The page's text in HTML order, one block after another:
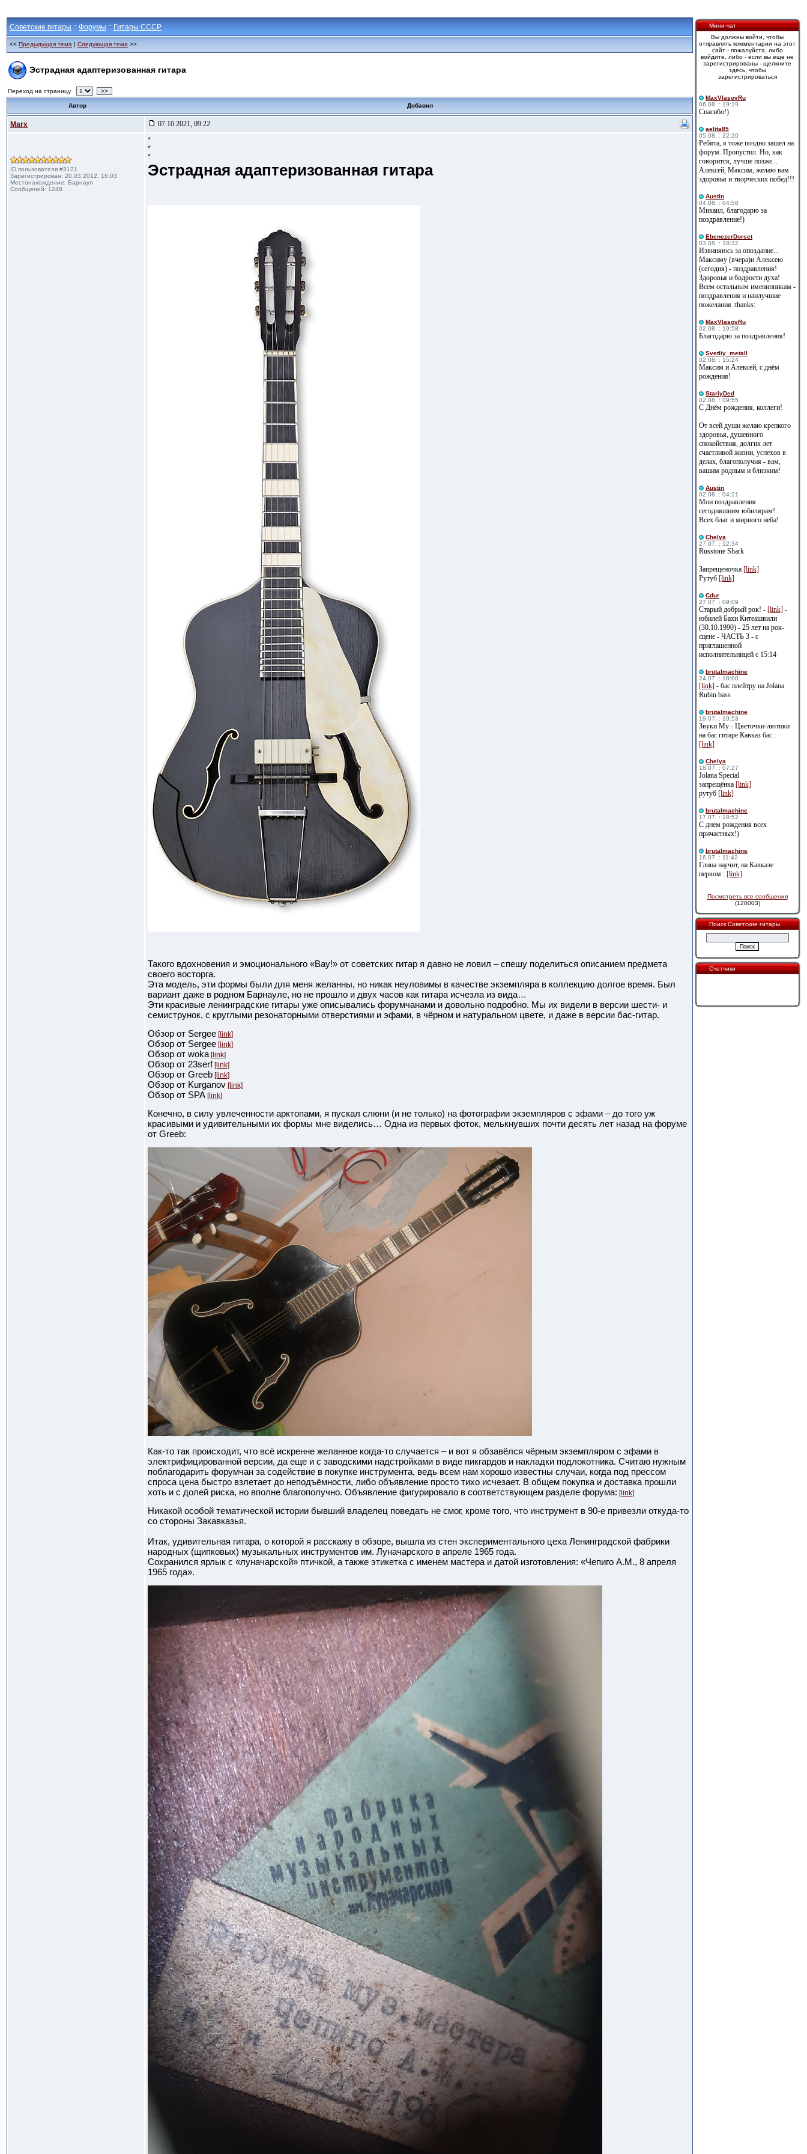
Советские гитары :: Форумы :: Гитары СССР
<< Предыдущая тема | Следующая тема >>
Эстрадная адаптеризованная гитара
Переход на страницу >>
Автор Добавил
Marx 07.10.2021, 09:22
ID пользователя #3121
Зарегистрирован: 20.03.2012, 16:03
Местонахождение: Барнаул
Сообщений: 1248
*
*
*
Эстрадная адаптеризованная гитара
Такого вдохновения и эмоционального «Вау!» от советских гитар я давно не ловил – спешу поделиться описанием предмета
своего восторга.
Эта модель, эти формы были для меня желанны, но никак неуловимы в качестве экземпляра в коллекцию долгое время. Был
вариант даже в родном Барнауле, но не прошло и двух часов как гитара исчезла из вида…
Эти красивые ленинградские гитары уже описывались форумчанами и довольно подробно. Мы их видели в версии шести- и
семиструнок, с круглыми резонаторными отверстиями и эфами, в чёрном и натуральном цвете, и даже в версии бас-гитар.
Обзор от Sergee [link]
Обзор от Sergee [link]
Обзор от woka [link]
Обзор от 23serf [link]
Обзор от Greeb [link]
Обзор от Kurganov [link]
Обзор от SPA [link]
Конечно, в силу увлеченности арктопами, я пускал слюни (и не только) на фотографии экземпляров с эфами – до того уж
красивыми и удивительными их формы мне виделись… Одна из первых фоток, мелькнувших почти десять лет назад на форуме
от Greeb:
Как-то так происходит, что всё искренне желанное когда-то случается – и вот я обзавёлся чёрным экземпляром с эфами в
электрифицированной версии, да еще и с заводскими надстройками в виде пикгардов и накладки подлокотника. Считаю нужным
поблагодарить форумчан за содействие в покупке инструмента, ведь всем нам хорошо известны случаи, когда под прессом
спроса цена быстро взлетает до неподъёмности, либо объявление просто тихо исчезает. В общем покупка и доставка прошли
хоть и с долей риска, но вполне благополучно. Объявление фигурировало в соответствующем разделе форума: [link]
Никакой особой тематической истории бывший владелец поведать не смог, кроме того, что инструмент в 90-е привезли откуда-то
со стороны Закавказья.
Итак, удивительная гитара, о которой я расскажу в обзоре, вышла из стен экспериментального цеха Ленинградской фабрики
народных (щипковых) музыкальных инструментов им. Луначарского в апреле 1965 года.
Сохранился ярлык с «луначарской» птичкой, а также этикетка с именем мастера и датой изготовления: «Чепиго А.М., 8 апреля
1965 года».
Мини-чат
Вы должны войти, чтобы
отправлять комментарии на этот
сайт - пожалуйста, либо
войдите, либо - если вы еще не
зарегистрированы - щелкните
здесь, чтобы
зарегистрироваться
MaxVlasovRu
06.08. : 19:19
Спасибо!)
aelita85
05.08. : 22:20
Ребята, я тоже поздно зашел на
форум. Пропустил. Но, как
говорится, лучше позже...
Алексей, Максим, желаю вам
здоровья и творческих побед!!!
Austin
04.08. : 04:58
Михаил, благодарю за
поздравление!)
EbenezerDorset
03.08. : 18:32
Извиняюсь за опоздание...
Максиму (вчера)и Алексею
(сегодня) - поздравления!
Здоровья и бодрости духа!
Всем остальным именинникам -
поздравления и наилучшие
пожелания :thanks:
MaxVlasovRu
02.08. : 19:58
Благодарю за поздравления!
Svetliy_metall
02.08. : 15:24
Максим и Алексей, с днём
рождения!
StariyDed
02.08. : 09:55
С Днём рождения, коллеги!
От всей души желаю крепкого
здоровья, душевного
спокойствия, долгих лет
счастливой жизни, успехов в
делах, благополучия - вам,
вашим родным и близким!
Austin
02.08. : 04:21
Мои поздравления
сегодняшним юбилярам!
Всех благ и мирного неба!
Сhelya
27.07. : 12:34
Russtone Shark
Запрещеночка [link]
Рутуб [link]
Cdur
27.07. : 09:09
Старый добрый рок! - [link] -
юбилей Бахи Китеашвили
(30.10.1990) - 25 лет на рок-
сцене - ЧАСТЬ 3 - с
приглашенной
исполнительницей с 15:14
brutalmachine
24.07. : 18:00
[link] - бас плейтру на Jolana
Rubin bass
brutalmachine
19.07. : 19:53
Звуки Му - Цветочки-лютики
на бас гитаре Кавказ бас :
[link]
Сhelya
18.07. : 07:27
Jolana Special
запрещёнка [link]
рутуб [link]
brutalmachine
17.07. : 18:52
С днем рождения всех
причастных!)
brutalmachine
16.07. : 11:42
Глина научит, на Кавказе
первом : [link]
Посмотреть все сообщения
(120003)
Поиск Советские гитары
Счетчики